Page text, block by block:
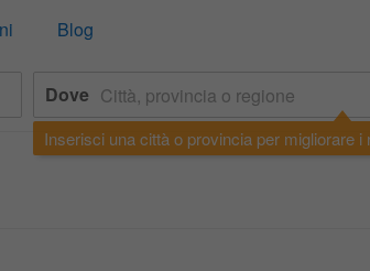
Blog
Dove
Inserisci una città o provincia per migliorare i